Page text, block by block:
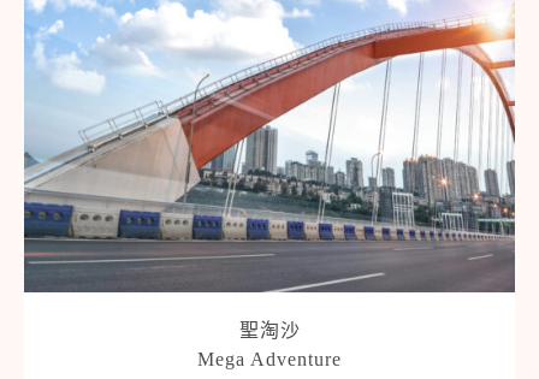
聖淘沙
Mega Adventure